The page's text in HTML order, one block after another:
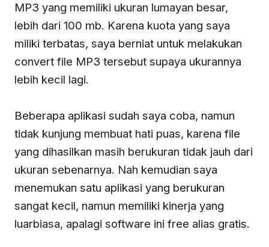
MP3 yang memiliki ukuran lumayan besar,
lebih dari 100 mb. Karena kuota yang saya
miliki terbatas, saya berniat untuk melakukan
convert file MP3 tersebut supaya ukurannya
lebih kecil lagi.
Beberapa aplikasi sudah saya coba, namun
tidak kunjung membuat hati puas, karena file
yang dihasilkan masih berukuran tidak jauh dari
ukuran sebenarnya. Nah kemudian saya
menemukan satu aplikasi yang berukuran
sangat kecil, namun memiliki kinerja yang
luarbiasa, apalagi software ini free alias gratis.